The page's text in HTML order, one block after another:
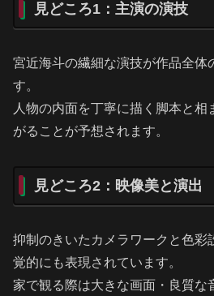
見どころ1：主演の演技
宮近海斗の繊細な演技が作品全体
す。
人物の内面を丁寧に描く脚本と相
がることが予想されます。
見どころ2：映像美と演出
抑制のきいたカメラワークと色彩
覚的にも表現されています。
家で観る際は大きな画面・良質な